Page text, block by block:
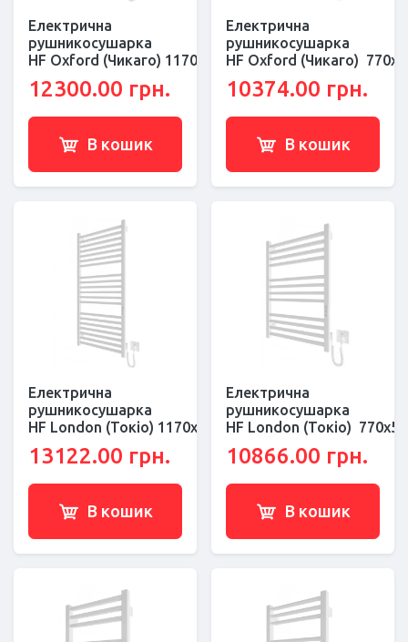
Електрична
рушникосушарка
HF Oxford (Чикаго) 1170х530 білий мат
12300.00 грн.
В кошик
Електрична
рушникосушарка
HF Oxford (Чикаго)
10374.00 грн.
В кошик
Електрична
рушникосушарка
HF London (Токіо) 1170х530 білий мат
13122.00 грн.
В кошик
Електрична
рушникосушарка
HF London (Токіо)
10866.00 грн.
В кошик